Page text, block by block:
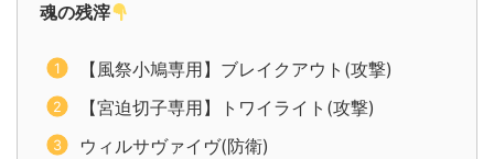
魂の残滓
【風祭小鳩専用】ブレイクアウト(攻撃)
【宮迫切子専用】トワイライト(攻撃)
ウィルサヴァイヴ(防衛)